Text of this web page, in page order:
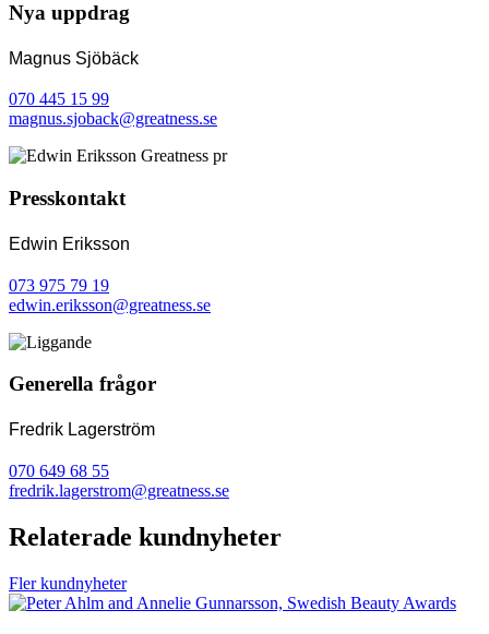
Nya uppdrag
Magnus Sjöbäck
070 445 15 99
magnus.sjoback@greatness.se
Presskontakt
Edwin Eriksson
073 975 79 19
edwin.eriksson@greatness.se
Generella frågor
Fredrik Lagerström
070 649 68 55
fredrik.lagerstrom@greatness.se
Relaterade kundnyheter
Fler kundnyheter